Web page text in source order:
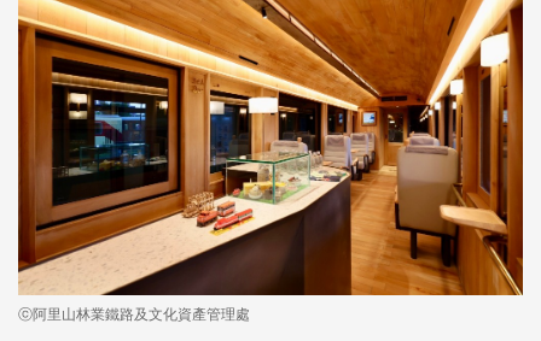
ⓒ阿里山林業鐵路及文化資產管理處